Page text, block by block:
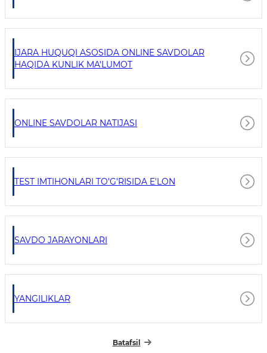
IJARA HUQUQI ASOSIDA ONLINE SAVDOLAR
HAQIDA KUNLIK MA'LUMOT
ONLINE SAVDOLAR NATIJASI
TEST IMTIHONLARI TO'G'RISIDA E'LON
SAVDO JARAYONLARI
YANGILIKLAR
Batafsil